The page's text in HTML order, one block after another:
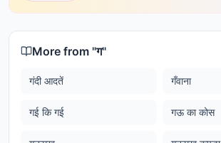
More from "ग"
गंदी आदतें गँवाना
गई कि गई गऊ का कोस